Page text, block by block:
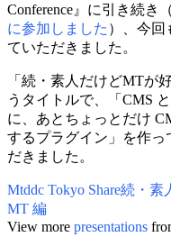
Conference』に引き続き（
に参加しました ）、今回
ていただきました。
「続・素人だけどMTが
うタイトルで、「CMS
に、あとちょっとだけ
するプラグイン」を作っ
だきました。
Mtddc Tokyo Share続・
MT 編
View more presentations